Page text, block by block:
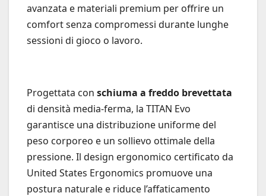
avanzata e materiali premium per offrire un
comfort senza compromessi durante lunghe
sessioni di gioco o lavoro.
Progettata con schiuma a freddo brevettata
di densità media-ferma, la TITAN Evo
garantisce una distribuzione uniforme del
peso corporeo e un sollievo ottimale della
pressione. Il design ergonomico certificato da
United States Ergonomics promuove una
postura naturale e riduce l’affaticamento